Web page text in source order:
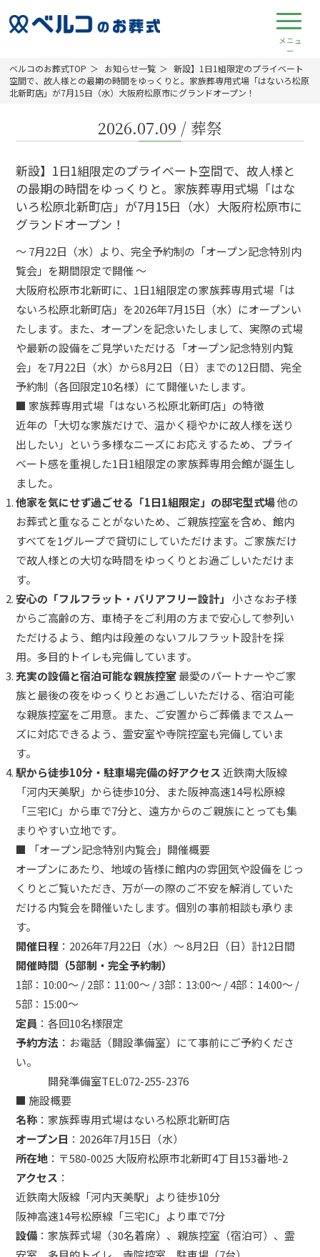
ベルコのお葬式TOP お知らせ一覧
新設】1日1組限定のプライベート
空間で、故人様との最期の時間をゆっくりと。家族葬専用式場「はないろ松原
北新町店」が7月15日（水）大阪府松原市にグランドオープン！
2026.07.09 /葬祭
新設】1日1組限定のプライベート空間で、故人様と
の最期の時間をゆっくりと。家族葬専用式場「はな
いろ松原北新町店」が7月15日（水）大阪府松原市に
グランドオープン！
〜 7月22日（水）より、完全予約制の「オープン記念特別内
覧会」を期間限定で開催 〜
大阪府松原市北新町に、1日1組限定の家族葬専用式場「は
ないろ松原北新町店」を2026年7月15日（水）にオープンい
たします。また、オープンを記念いたしまして、実際の式場
や最新の設備をご見学いただける「オープン記念特別内覧
会」を7月22日（水）から8月2日（日）までの12日間、完全
予約制（各回限定10名様）にて開催いたします。
■ 家族葬専用式場「はないろ松原北新町店」の特徴
近年の「大切な家族だけで、温かく穏やかに故人様を送り
出したい」という多様なニーズにお応えするため、プライ
ベート感を重視した1日1組限定の家族葬専用会館が誕生し
ました。
他家を気にせず過ごせる「1日1組限定」の邸宅型式場他の
お葬式と重なることがないため、ご親族控室を含め、館内
すべてを1グループで貸切にしていただけます。ご家族だけ
で故人様との大切な時間をゆっくりとお過ごしいただけま
す。
安心の「フルフラット・バリアフリー設計」 小さなお子様
からご高齢の方、車椅子をご利用の方まで安心して参列い
ただけるよう、館内は段差のないフルフラット設計を採
用。多目的トイレも完備しています。
充実の設備と宿泊可能な親族控室最愛のパートナーやご家
族と最後の夜をゆっくりとお過ごしいただける、宿泊可能
な親族控室をご用意。また、ご安置からご葬儀までスムー
ズに対応できるよう、霊安室や寺院控室も完備していま
す。
駅から徒歩10分・駐車場完備の好アクセス近鉄南大阪線
「河内天美駅」から徒歩10分、また阪神高速14号松原線
「三宅IC」から車で7分と、遠方からのご親族にとっても集
まりやすい立地です。
■ 「オープン記念特別内覧会」開催概要
オープンにあたり、地域の皆様に館内の雰囲気や設備をじっ
くりとご覧いただき、万が一の際のご不安を解消していた
だける内覧会を開催いたします。個別の事前相談も承りま
す。
開催日程 ：2026年7月22日（水）〜 8月2日（日）計12日間
開催時間（5部制・完全予約制）
1部：10:00〜 / 2部：11:00〜 / 3部：13:00〜 / 4部：14:00〜 /
5部：15:00〜
定員 ：各回10名様限定
予約方法 ：お電話（開設準備室）にて事前にご予約くださ
い。
開発準備室TEL:072-255-2376
■ 施設概要
名称 ：家族葬専用式場はないろ松原北新町店
オープン日 ：2026年7月15日（水）
所在地 ：〒580-0025 大阪府松原市北新町4丁目153番地-2
アクセス ：
近鉄南大阪線「河内天美駅」より徒歩10分
阪神高速14号松原線「三宅IC」より車で7分
設備 ：家族葬式場（30名着席）、親族控室（宿泊可）、霊